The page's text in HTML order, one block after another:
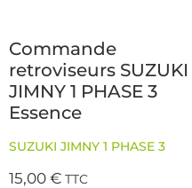
Commande
retroviseurs SUZUKI
JIMNY 1 PHASE 3
Essence
SUZUKI JIMNY 1 PHASE 3
15,00€ TTC